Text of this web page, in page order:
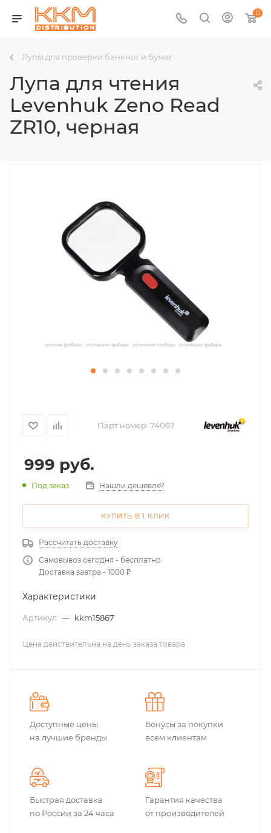
0
Лупы для проверки банкнот и бумаг
Лупа для чтения
Levenhuk Zeno Read
ZR10, черная
Парт номер: 74067
999 руб.
Под заказ Нашли дешевле?
КУПИТЬ В 1 КЛИК
Рассчитать доставку
Самовывоз сегодня - бесплатно
Доставка завтра - 1000 ₽
Характеристики
Артикул — kkm15867
Цена действительна на день заказа товара
Доступные цены
на лучшие бренды
Бонусы за покупки
всем клиентам
Быстрая доставка
по России за 24 часа
Гарантия качества
от производителей